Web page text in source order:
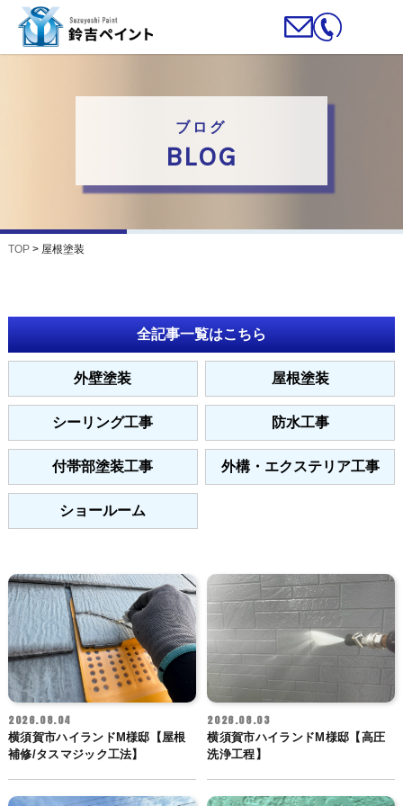
ブログ
BLOG
TOP> 屋根塗装
全記事一覧はこちら
外壁塗装 屋根塗装
シーリング工事 防水工事
付帯部塗装工事 外構・エクステリア工事
ショールーム
2026.08.04
横須賀市ハイランドM様邸【屋根
補修/タスマジック工法】
2026.08.03
横須賀市ハイランドM様邸【高圧
洗浄工程】